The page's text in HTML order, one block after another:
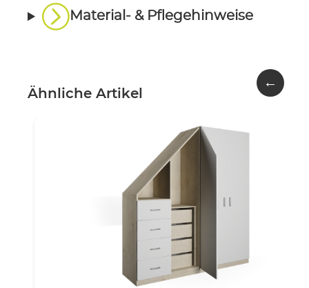
Material- & Pflegehinweise
Ähnliche Artikel
←